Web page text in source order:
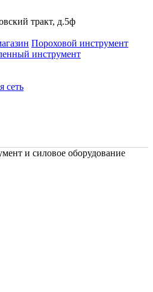
тракт, д.5ф
Пороховой инструмент
инструмент
сеть
и силовое оборудование